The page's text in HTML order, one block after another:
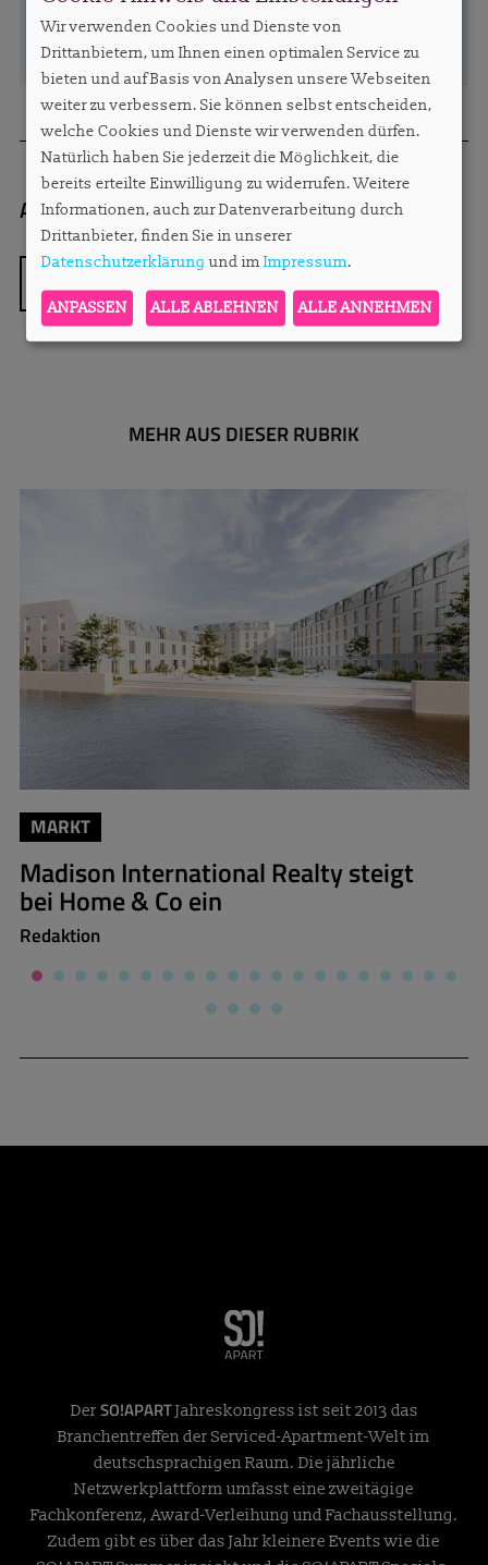
Autorin:Sylvie Konzack, Chefredakteurin
ZURÜCK
MEHR AUS DIESER RUBRIK
MARKT
Madison International Realty steigt
bei Home & Co ein
Redaktion
Der SO!APARTJahreskongress ist seit 2013 das
Branchentreffen der Serviced-Apartment-Welt im
deutschsprachigen Raum. Die jährliche
Netzwerkplattform umfasst eine zweitägige
Fachkonferenz, Award-Verleihung und Fachausstellung.
Zudem gibt es über das Jahr kleinere Events wie die
Wir verwenden Cookies und Dienste von
Drittanbietern, um Ihnen einen optimalen Service zu
bieten und auf Basis von Analysen unsere Webseiten
weiter zu verbessern. Sie können selbst entscheiden,
welche Cookies und Dienste wir verwenden dürfen.
Natürlich haben Sie jederzeit die Möglichkeit, die
bereits erteilte Einwilligung zu widerrufen. Weitere
Informationen, auch zur Datenverarbeitung durch
Drittanbieter, finden Sie in unserer
Datenschutzerklärung und im Impressum.
ANPASSEN ALLE ABLEHNEN ALLE ANNEHMEN